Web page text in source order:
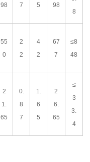
98
7
5
98
8
55
0
2
2
4
2
67
7
≤8
48
2
1.
65
0.
8
7
1.
6
5
2
6.
65
≤
3
3.
4